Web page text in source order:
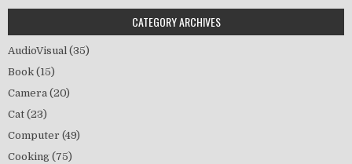
CATEGORY ARCHIVES
AudioVisual (35)
Book (15)
Camera (20)
Cat (23)
Computer (49)
Cooking (75)